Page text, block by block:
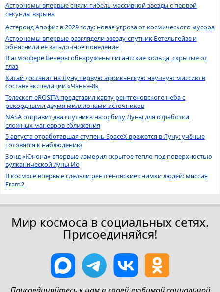
Астрономы впервые сняли гибель массивной звезды с первой
секунды взрыва
Астероид Апофис в 2029 году: новая угроза от космического мусора
Астрономы впервые разглядели звезду-спутник Бетельгейзе и
объяснили её загадочное поведение
В атмосфере Венеры обнаружены гигантские кольца, скрытые от
глаз
Китай доставит на Луну первую африканскую научную миссию в
составе экспедиции «Чанъэ-8»
Телескоп eROSITA представил карту рентгеновского неба с
рекордными двумя миллионами источников
NASA отправит два спутника на орбиту Луны для отработки
сложных маневров сближения
5 августа отработавшая ступень SpaceX врежется в Луну: учёные
готовятся к наблюдению
Зонд «Юнона» впервые измерил скрытое тепло под поверхностью
вулканической луны Ио
В космосе впервые сделали рентгеновские снимки людей: миссия
Fram2
Мир космоса в социальных сетях.
Присоединяйся!